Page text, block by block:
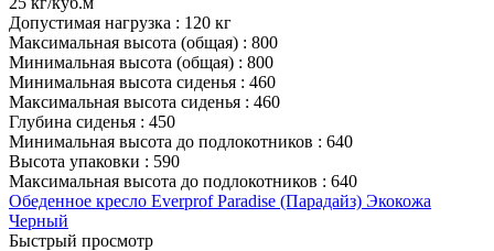
Допустимая нагрузка : 120 кг
Максимальная высота (общая) : 800
Минимальная высота (общая) : 800
Минимальная высота сиденья : 460
Максимальная высота сиденья : 460
Глубина сиденья : 450
Минимальная высота до подлокотников : 640
Высота упаковки : 590
Максимальная высота до подлокотников : 640
Обеденное кресло Everprof Paradise (Парадайз) Экокожа
Черный
Быстрый просмотр